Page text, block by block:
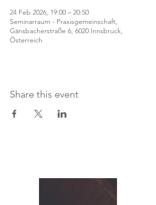
24 Feb 2026, 19:00 – 20:50
Seminarraum - Praxisgemeinschaft,
Gänsbacherstraße 6, 6020 Innsbruck,
Österreich
Share this event